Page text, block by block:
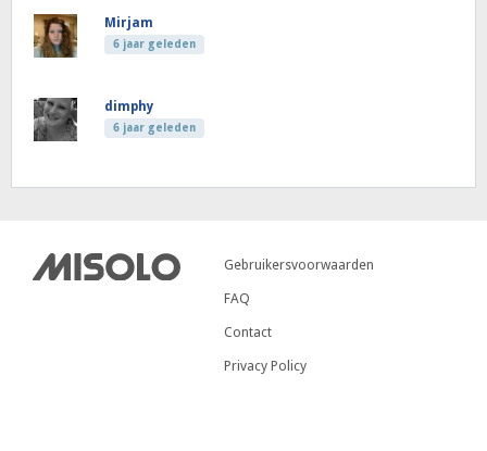
Mirjam
6 jaar geleden
dimphy
6 jaar geleden
Gebruikersvoorwaarden
FAQ
Contact
Privacy Policy